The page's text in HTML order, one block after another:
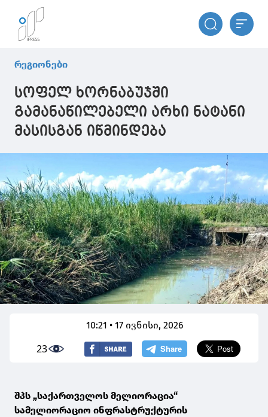
რეგიონები
სოფელ ხორნაბუჯში
გამანაწილებელი არხი ნატანი
მასისგან იწმინდება
10:21 • 17 ივნისი, 2026
23
შპს „საქართველოს მელიორაცია“
სამელიორაციო ინფრასტრუქტურის